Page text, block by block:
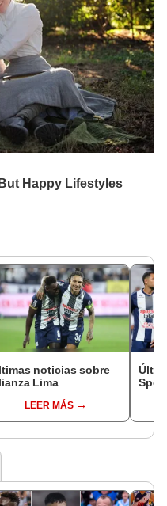
noticias sobre
Lima
LEER MÁS